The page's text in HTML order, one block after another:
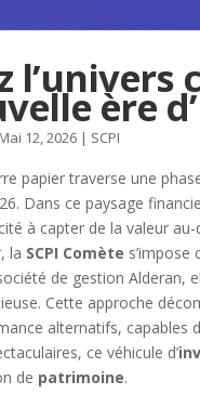
l’univers
ère
Mai 12, 2026 | SCPI
papier traverse une
Dans ce paysage
à capter de la valeur
la SCPI Comète
de gestion
Cette approche
alternatifs, capables
ce véhicule d’
de patrimoine.